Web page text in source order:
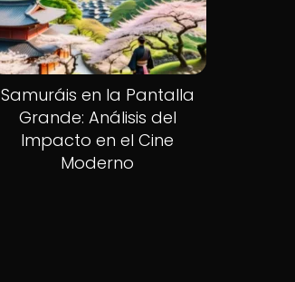
Samuráis en la Pantalla
Grande: Análisis del
Impacto en el Cine
Moderno